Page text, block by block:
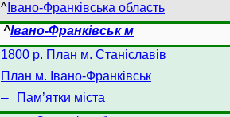
^ Івано-Франківська область
^Івано-Франківськ м
1800 р. План м. Станіславів
План м. Івано-Франківськ
–
Пам’ятки міста